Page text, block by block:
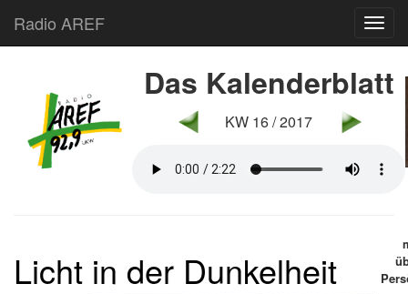
Radio AREF
Das Kalenderblatt
KW 16 / 2017
Licht in der Dunkelheit